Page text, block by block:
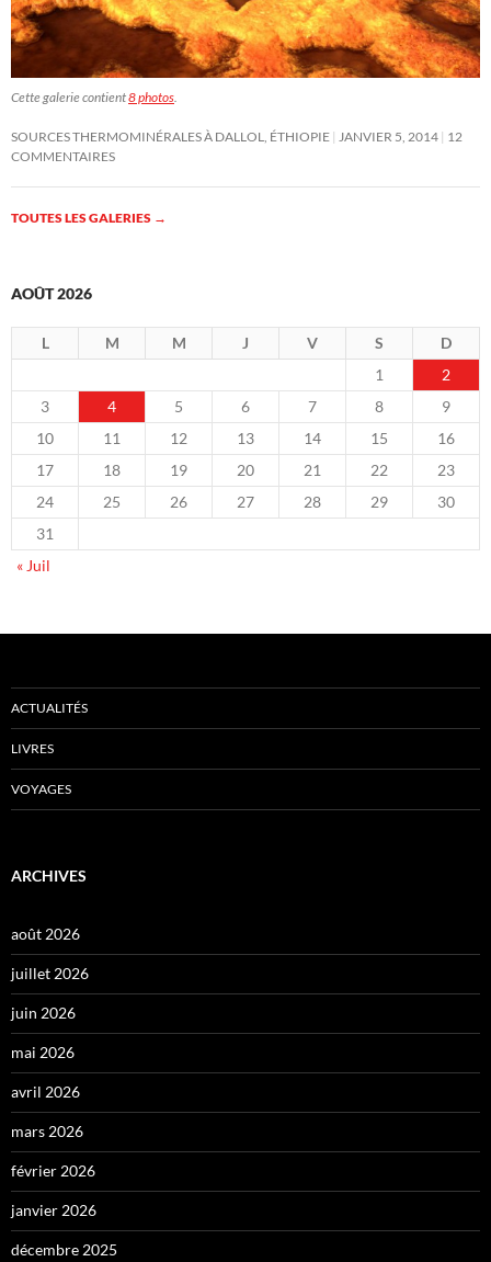
Cette galerie contient8 photos.
SOURCES THERMOMINÉRALES À DALLOL, ÉTHIOPIE JANVIER 5, 2014 12
COMMENTAIRES
TOUTES LES GALERIES →
AOÛT 2026
L M M J V S
D
1
2
3
4 5 6 7 8
9
10
11 12 13 14 15
16
17
18 19 20 21 22
23
24
25 26 27 28 29
30
31
« Juil
ACTUALITÉS
LIVRES
VOYAGES
ARCHIVES
août 2026
juillet 2026
juin 2026
mai 2026
avril 2026
mars 2026
février 2026
janvier 2026
décembre 2025